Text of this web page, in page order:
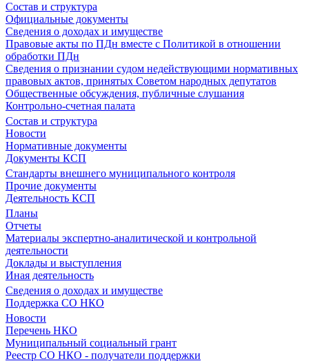
Состав и структура
Официальные документы
Сведения о доходах и имуществе
Правовые акты по ПДн вместе с Политикой в отношении
обработки ПДн
Сведения о признании судом недействующими нормативных
правовых актов, принятых Советом народных депутатов
Общественные обсуждения, публичные слушания
Контрольно-счетная палата
Состав и структура
Новости
Нормативные документы
Документы КСП
Стандарты внешнего муниципального контроля
Прочие документы
Деятельность КСП
Планы
Отчеты
Материалы экспертно-аналитической и контрольной
деятельности
Доклады и выступления
Иная деятельность
Сведения о доходах и имуществе
Поддержка СО НКО
Новости
Перечень НКО
Муниципальный социальный грант
Реестр СО НКО - получатели поддержки